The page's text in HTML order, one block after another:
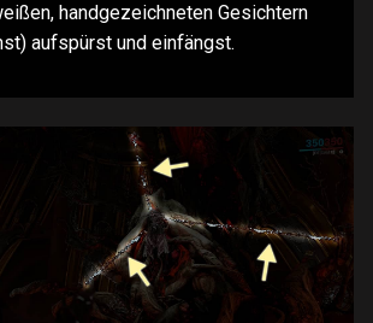
handgezeichneten Gesichtern
aufspürst und einfängst.